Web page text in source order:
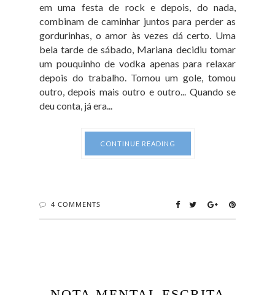
em uma festa de rock e depois, do nada,
combinam de caminhar juntos para perder as
gordurinhas, o amor às vezes dá certo. Uma
bela tarde de sábado, Mariana decidiu tomar
um pouquinho de vodka apenas para relaxar
depois do trabalho. Tomou um gole, tomou
outro, depois mais outro e outro... Quando se
deu conta, já era...
CONTINUE READING
4 COMMENTS